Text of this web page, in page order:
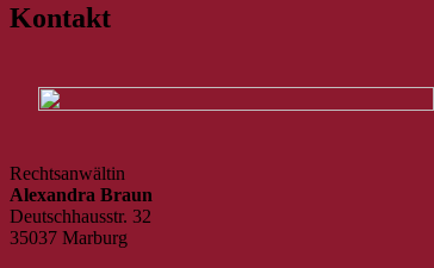
Kontakt
Rechtsanwältin
Alexandra Braun
Deutschhausstr. 32
35037 Marburg